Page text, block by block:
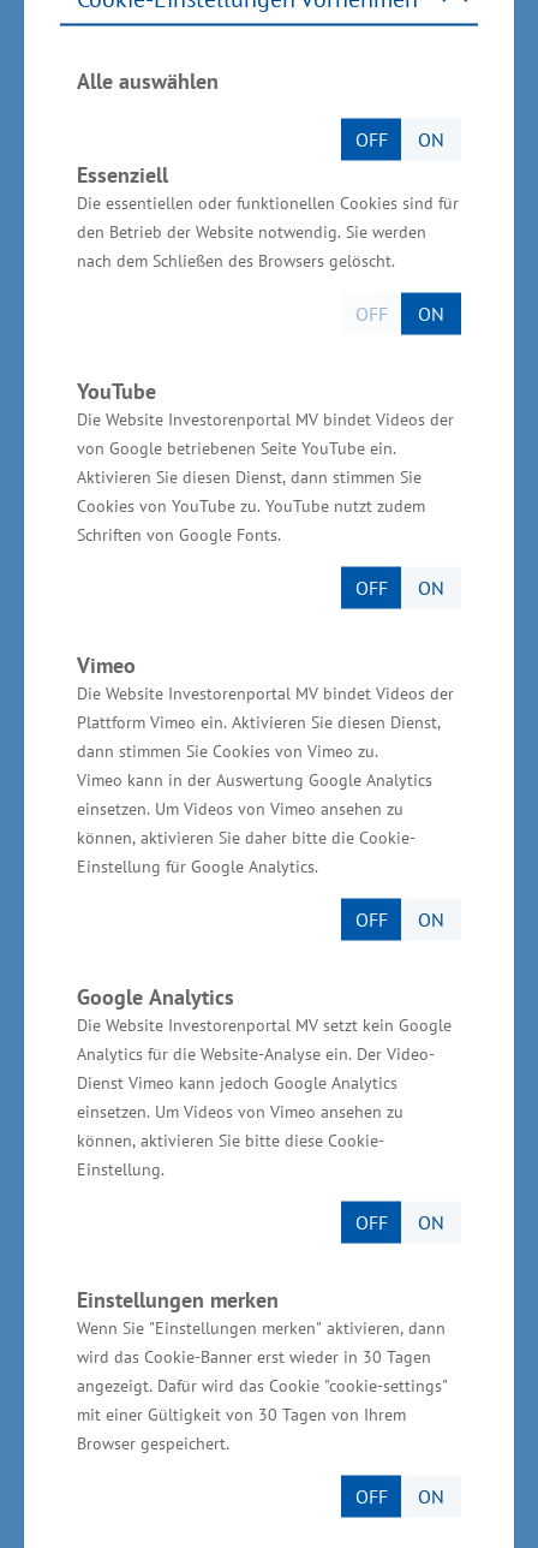
Alle auswählen
OFF ON
Essenziell
Die essentiellen oder funktionellen Cookies sind für
den Betrieb der Website notwendig. Sie werden
nach dem Schließen des Browsers gelöscht.
OFF ON
YouTube
Die Website Investorenportal MV bindet Videos der
von Google betriebenen Seite YouTube ein.
Aktivieren Sie diesen Dienst, dann stimmen Sie
Cookies von YouTube zu. YouTube nutzt zudem
Schriften von Google Fonts.
OFF ON
Vimeo
Die Website Investorenportal MV bindet Videos der
Plattform Vimeo ein. Aktivieren Sie diesen Dienst,
dann stimmen Sie Cookies von Vimeo zu.
Vimeo kann in der Auswertung Google Analytics
einsetzen. Um Videos von Vimeo ansehen zu
können, aktivieren Sie daher bitte die Cookie-
Einstellung für Google Analytics.
OFF ON
Google Analytics
Die Website Investorenportal MV setzt kein Google
Analytics für die Website-Analyse ein. Der Video-
Dienst Vimeo kann jedoch Google Analytics
einsetzen. Um Videos von Vimeo ansehen zu
können, aktivieren Sie bitte diese Cookie-
Einstellung.
OFF ON
Einstellungen merken
Wenn Sie "Einstellungen merken" aktivieren, dann
wird das Cookie-Banner erst wieder in 30 Tagen
angezeigt. Dafür wird das Cookie "cookie-settings"
mit einer Gültigkeit von 30 Tagen von Ihrem
Browser gespeichert.
OFF ON
Automobilhersteller-Werke weltweit mit
Foto: Webasto Group
Webasto trägt mit seinem Produktangebot zu
einer klimaschonenderen Mobilität bei.
Frühzeitig investierte das Unternehmen in die
Elektromobilität und hat sich inzwischen mit
Batterien, Ladelösungen und elektrischen
Heizsystemen sehr gut im Markt etabliert.
Im Neubrandenburger Werk arbeiten derzeit
rund 600 Mitarbeitende für Webasto. Das Werk
wurde bereits mehrfach für sein großes
Engagement in der Berufsausbildung
Mitarbeiterinnen und Mitarbeiter sind seit
vielen Jahren oder gar Jahrzehnten am Webasto
Standort Neubrandenburg tätig. Qualifizierte,
motivierte und erfahrene Fachkräfte sowie ein
starkes Industrienetzwerk sprechen ebenso für
Mecklenburg-Vorpommern als Standort wie
auch die Nähe zu Universitäten, Hochschulen
Ein weiterer Vorteil für das international stark
vernetzte Webasto Werk sind die
Verkehrsinfrastrukturen mit Schienen-,
Autobahnen- und Hafenanbindungen in und um
den Standort Neubrandenburg.